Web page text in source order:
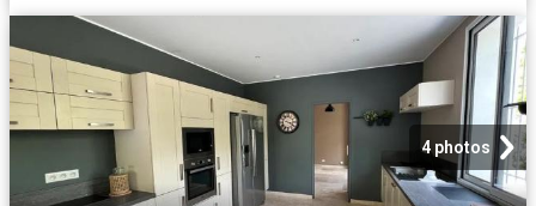
4 photos